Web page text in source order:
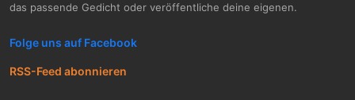
das passende Gedicht oder veröffentliche deine eigenen.
Folge uns auf Facebook
RSS-Feed abonnieren